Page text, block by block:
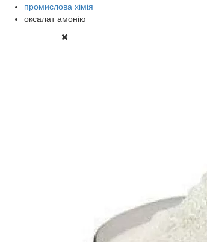
промислова хімія
оксалат амонію